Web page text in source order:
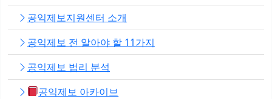
공익제보지원센터 소개
공익제보 전 알아야 할 11가지
공익제보 법리 분석
공익제보 아카이브